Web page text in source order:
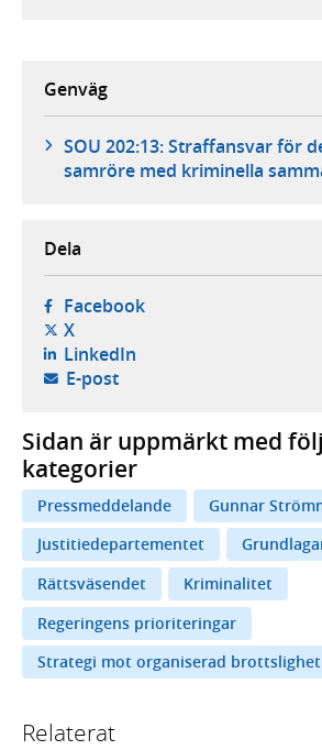
Genväg
SOU 202:13: Straffansvar för
samröre med kriminella
Dela
Facebook- öppnas i ny flik,
X- öppnas i ny flik, extern
LinkedIn- öppnas i ny flik,
E-post- öppnar din e-postklient,
Sidan är uppmärkt med
kategorier
Pressmeddelande
Gunnar
Justitiedepartementet
Rättsväsendet
Kriminalitet
Regeringens prioriteringar
Strategi mot organiserad brottslighet
Relaterat